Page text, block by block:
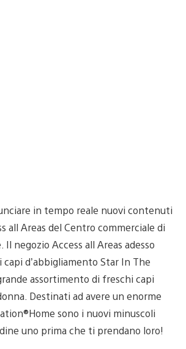
in tempo reale nuovi contenuti
all Areas del Centro commerciale di
Il negozio Access all Areas adesso
d’abbigliamento Star In The
assortimento di freschi capi
Destinati ad avere un enorme
sono i nuovi minuscoli
uno prima che ti prendano loro!